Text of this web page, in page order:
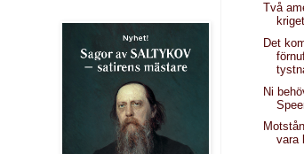
Två
Det
Ni
vara